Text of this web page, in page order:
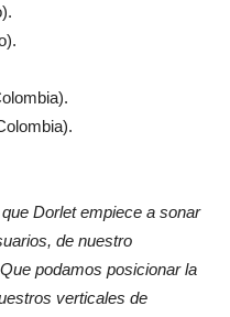
Dorlet empiece a sonar
de nuestro
podamos posicionar la
verticales de